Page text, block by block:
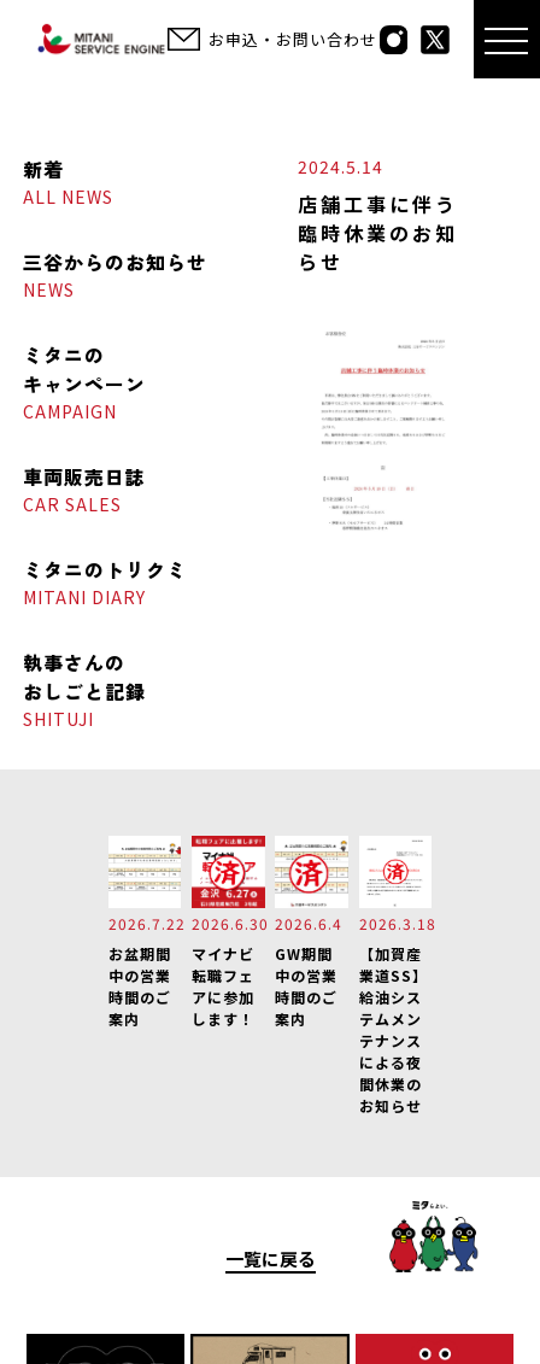
お申込・お問い合わせ
新着
ALL NEWS
三谷からのお知らせ
NEWS
ミタニの
キャンペーン
CAMPAIGN
車両販売日誌
CAR SALES
ミタニの トリクミ
MITANI DIARY
執事さんの
おしごと記録
SHITUJI
2024.5.14
店舗工事に伴う
臨時休業のお知
らせ
2026.7.22
お盆期間
中の営業
時間のご
案内
2026.6.30
マイナビ
転職フェ
アに参加
します！
2026.6.4
GW期間
中の営業
時間のご
案内
2026.3.18
【加賀産
業道SS】
給油シス
テムメン
テナンス
による夜
間休業の
お知らせ
一覧に戻る